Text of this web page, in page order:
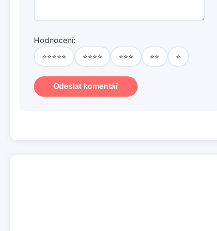
Hodnocení:
⭐⭐⭐⭐⭐ ⭐⭐⭐⭐ ⭐⭐⭐ ⭐⭐ ⭐
Odeslat komentář